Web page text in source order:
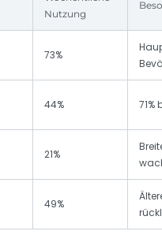
Nutzung
73%
44%
21%
49%